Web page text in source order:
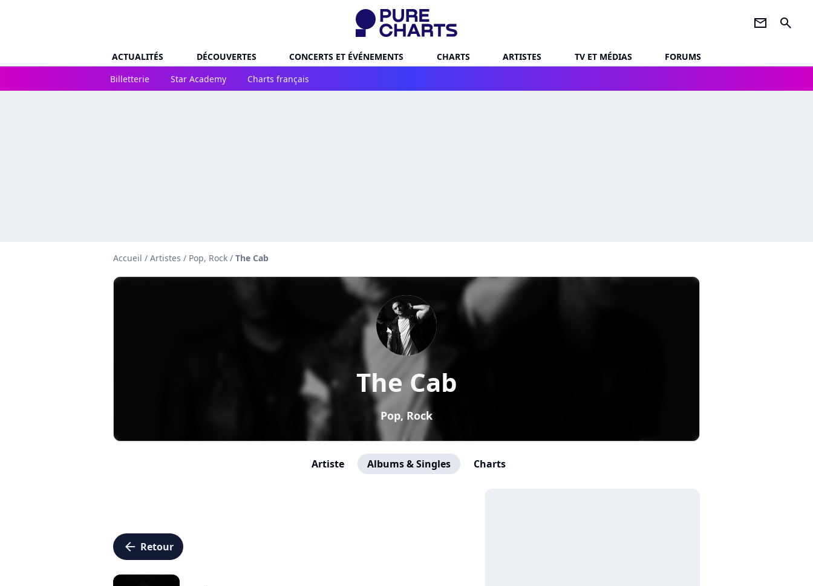
newsletter search
ACTUALITÉS DÉCOUVERTES CONCERTS ET ÉVÉNEMENTS CHARTS ARTISTES TV ET MÉDIAS
FORUMS
Billetterie
Star Academy Charts français
Accueil / Artistes / Pop, Rock / The Cab
The Cab
Pop, Rock
Artiste Albums & Singles Charts
arrow_left Retour